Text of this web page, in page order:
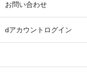
お問い合わせ
dアカウントログイン